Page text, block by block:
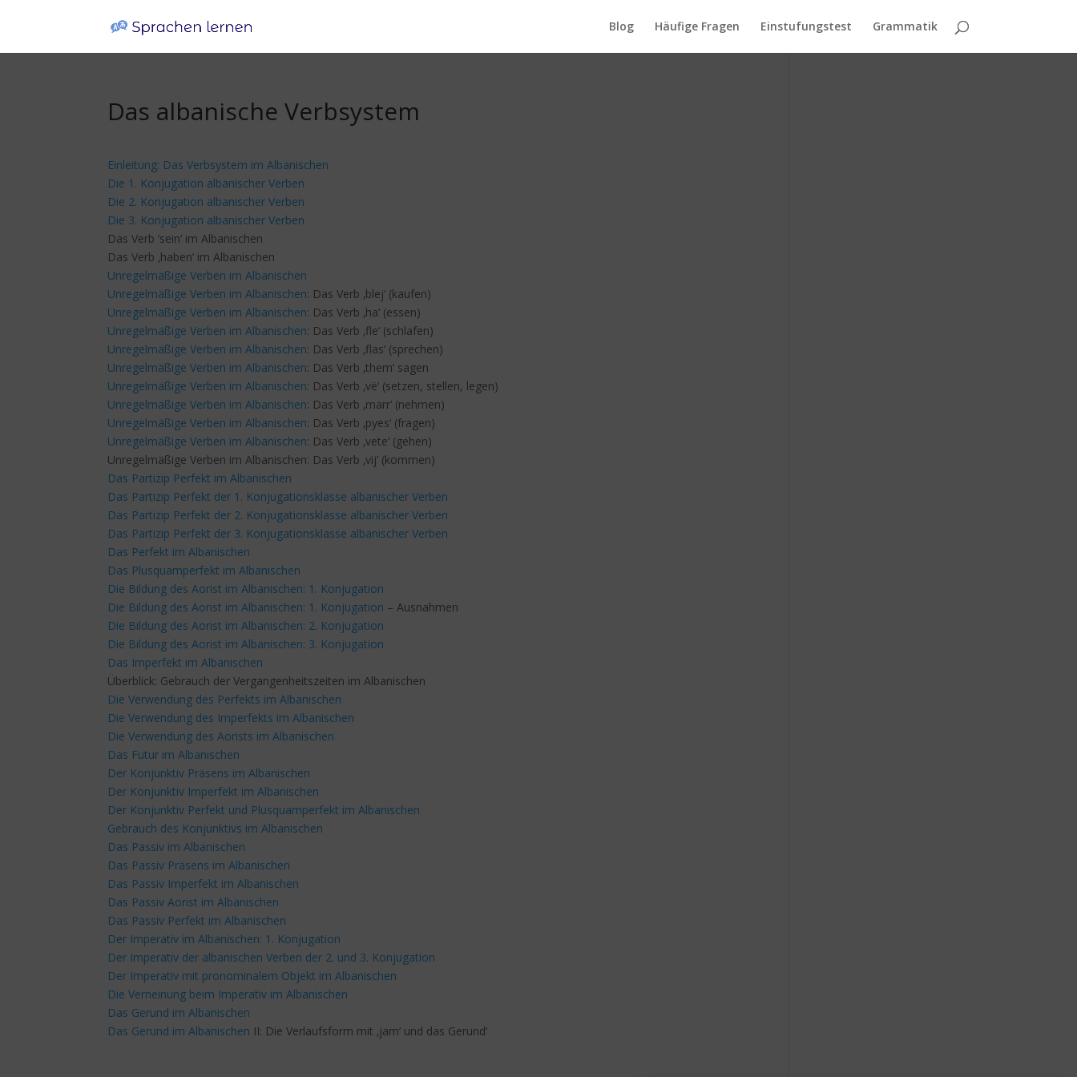
Blog Häufige Fragen Einstufungstest Grammatik
Das albanische Verbsystem
Einleitung: Das Verbsystem im Albanischen
Die 1. Konjugation albanischer Verben
Die 2. Konjugation albanischer Verben
Die 3. Konjugation albanischer Verben
Das Verb ’sein‘ im Albanischen
Das Verb ‚haben‘ im Albanischen
Unregelmäßige Verben im Albanischen
Unregelmäßige Verben im Albanischen: Das Verb ‚blej‘ (kaufen)
Unregelmäßige Verben im Albanischen: Das Verb ‚ha‘ (essen)
Unregelmäßige Verben im Albanischen: Das Verb ‚fle‘ (schlafen)
Unregelmäßige Verben im Albanischen: Das Verb ‚flas‘ (sprechen)
Unregelmäßige Verben im Albanischen: Das Verb ‚them‘ sagen
Unregelmäßige Verben im Albanischen: Das Verb ‚vë‘ (setzen, stellen, legen)
Unregelmäßige Verben im Albanischen: Das Verb ‚marr‘ (nehmen)
Unregelmäßige Verben im Albanischen: Das Verb ‚pyes‘ (fragen)
Unregelmäßige Verben im Albanischen: Das Verb ‚vete‘ (gehen)
Unregelmäßige Verben im Albanischen: Das Verb ‚vij‘ (kommen)
Das Partizip Perfekt im Albanischen
Das Partizip Perfekt der 1. Konjugationsklasse albanischer Verben
Das Partizip Perfekt der 2. Konjugationsklasse albanischer Verben
Das Partizip Perfekt der 3. Konjugationsklasse albanischer Verben
Das Perfekt im Albanischen
Das Plusquamperfekt im Albanischen
Die Bildung des Aorist im Albanischen: 1. Konjugation
Die Bildung des Aorist im Albanischen: 1. Konjugation – Ausnahmen
Die Bildung des Aorist im Albanischen: 2. Konjugation
Die Bildung des Aorist im Albanischen: 3. Konjugation
Das Imperfekt im Albanischen
Überblick: Gebrauch der Vergangenheitszeiten im Albanischen
Die Verwendung des Perfekts im Albanischen
Die Verwendung des Imperfekts im Albanischen
Die Verwendung des Aorists im Albanischen
Das Futur im Albanischen
Der Konjunktiv Präsens im Albanischen
Der Konjunktiv Imperfekt im Albanischen
Der Konjunktiv Perfekt und Plusquamperfekt im Albanischen
Gebrauch des Konjunktivs im Albanischen
Das Passiv im Albanischen
Das Passiv Präsens im Albanischen
Das Passiv Imperfekt im Albanischen
Das Passiv Aorist im Albanischen
Das Passiv Perfekt im Albanischen
Der Imperativ im Albanischen: 1. Konjugation
Der Imperativ der albanischen Verben der 2. und 3. Konjugation
Der Imperativ mit pronominalem Objekt im Albanischen
Die Verneinung beim Imperativ im Albanischen
Das Gerund im Albanischen
Das Gerund im Albanischen II: Die Verlaufsform mit ‚jam‘ und das Gerund‘